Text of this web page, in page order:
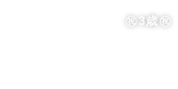
㊗️3歳㊗️